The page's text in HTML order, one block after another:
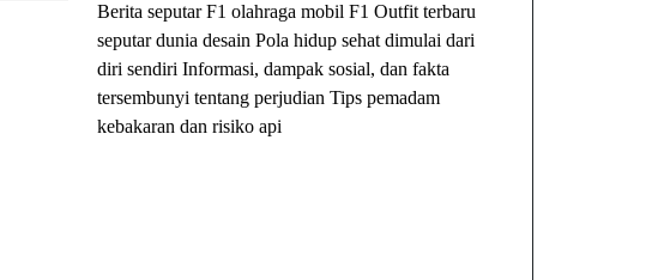
Berita seputar F1 olahraga mobil F1 Outfit terbaru
seputar dunia desain Pola hidup sehat dimulai dari
diri sendiri Informasi, dampak sosial, dan fakta
tersembunyi tentang perjudian Tips pemadam
kebakaran dan risiko api